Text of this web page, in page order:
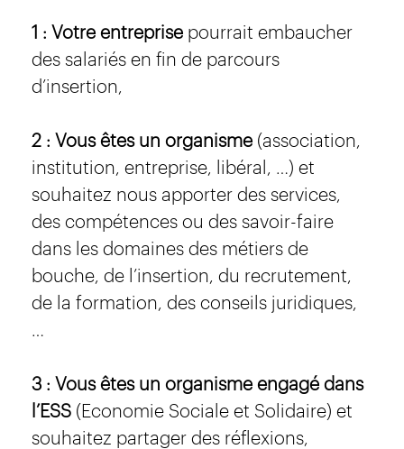
1 : Votre entreprise pourrait embaucher
des salariés en fin de parcours
d’insertion,
2 : Vous êtes un organisme (association,
institution, entreprise, libéral, …) et
souhaitez nous apporter des services,
des compétences ou des savoir-faire
dans les domaines des métiers de
bouche, de l’insertion, du recrutement,
de la formation, des conseils juridiques,
3 : Vous êtes un organisme engagé dans
l’ESS (Economie Sociale et Solidaire) et
souhaitez partager des réflexions,